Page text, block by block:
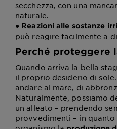
secchezza, con una
naturale.
● Reazioni alle sostanze
può reagire facilmente a
Perché proteggere
Quando arriva la bella
il proprio desiderio di
andare al mare, di
Naturalmente, possiamo
un alleato – prendendo
provvedimenti – in